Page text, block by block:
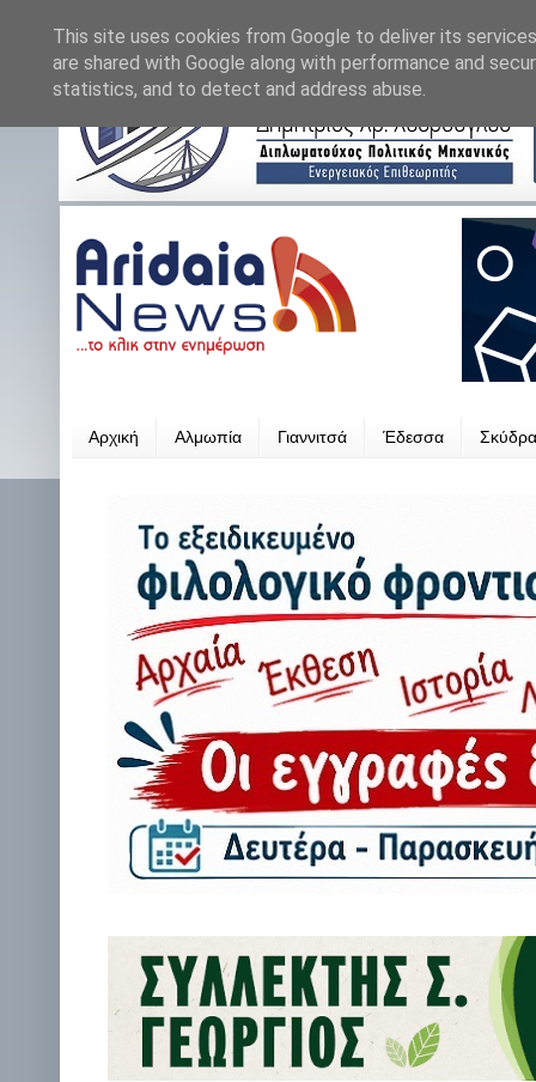
Αρχική Αλμωπία Γιαννιτσά Έδεσσα Σκύδρα
This site uses cookies from Google to deliver its
are shared with Google along with performance and
statistics, and to detect and address abuse.